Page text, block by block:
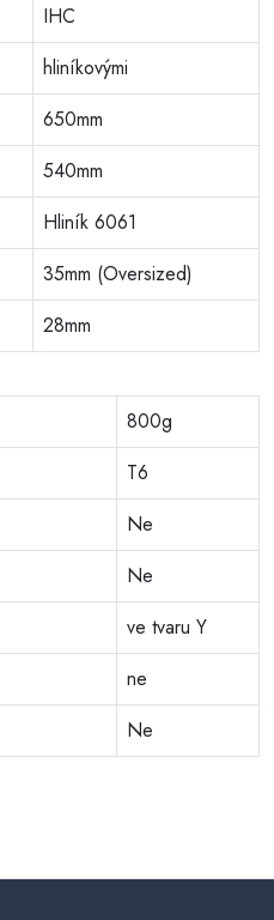
IHC
hliníkovými
650mm
540mm
Hliník 6061
35mm (Oversized)
28mm
800g
T6
Ne
Ne
ve tvaru Y
ne
Ne